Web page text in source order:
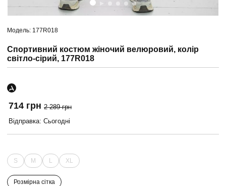
Модель: 177R018
Спортивний костюм жіночий велюровий, колір
світло-сірий, 177R018
714 грн 2 289 грн
Відправка: Сьогодні
S M L XL
Розмірна сітка